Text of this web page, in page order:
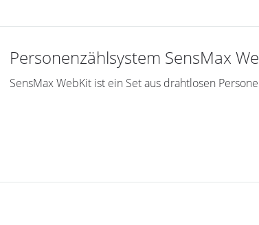
Personenzählsystem SensMax
SensMax WebKit ist ein Set aus drahtlosen